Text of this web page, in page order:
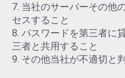
7. 当社のサーバーその他
セスすること
8. パスワードを第三者に
三者と共用すること
9. その他当社が不適切と